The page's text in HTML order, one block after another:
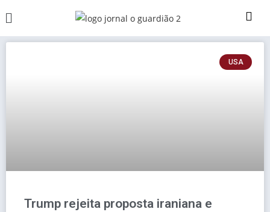
USA
Trump rejeita proposta iraniana e